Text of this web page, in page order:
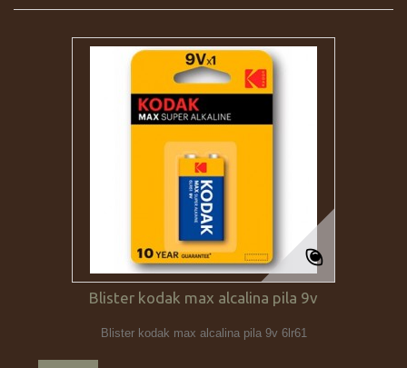
Blister kodak max alcalina pila 9v
Blister kodak max alcalina pila 9v 6lr61